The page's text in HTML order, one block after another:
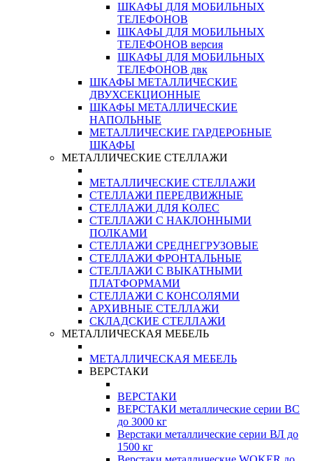
ШКАФЫ ДЛЯ МОБИЛЬНЫХ
ТЕЛЕФОНОВ
ШКАФЫ ДЛЯ МОБИЛЬНЫХ
ТЕЛЕФОНОВ версия
ШКАФЫ ДЛЯ МОБИЛЬНЫХ
ТЕЛЕФОНОВ двк
ШКАФЫ МЕТАЛЛИЧЕСКИЕ
ДВУХСЕКЦИОННЫЕ
ШКАФЫ МЕТАЛЛИЧЕСКИЕ
НАПОЛЬНЫЕ
МЕТАЛЛИЧЕСКИЕ ГАРДЕРОБНЫЕ
ШКАФЫ
МЕТАЛЛИЧЕСКИЕ СТЕЛЛАЖИ
МЕТАЛЛИЧЕСКИЕ СТЕЛЛАЖИ
СТЕЛЛАЖИ ПЕРЕДВИЖНЫЕ
СТЕЛЛАЖИ ДЛЯ КОЛЕС
СТЕЛЛАЖИ С НАКЛОННЫМИ
ПОЛКАМИ
СТЕЛЛАЖИ СРЕДНЕГРУЗОВЫЕ
СТЕЛЛАЖИ ФРОНТАЛЬНЫЕ
СТЕЛЛАЖИ С ВЫКАТНЫМИ
ПЛАТФОРМАМИ
СТЕЛЛАЖИ С КОНСОЛЯМИ
АРХИВНЫЕ СТЕЛЛАЖИ
СКЛАДСКИЕ СТЕЛЛАЖИ
МЕТАЛЛИЧЕСКАЯ МЕБЕЛЬ
МЕТАЛЛИЧЕСКАЯ МЕБЕЛЬ
ВЕРСТАКИ
ВЕРСТАКИ
ВЕРСТАКИ металлические серии ВС
до 3000 кг
Верстаки металлические серии ВЛ до
1500 кг